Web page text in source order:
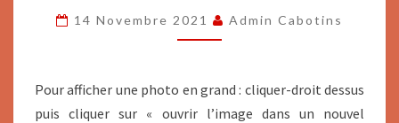
D’ACIER
14 Novembre 2021 Admin Cabotins
Pour afficher une photo en grand : cliquer-droit dessus
puis cliquer sur « ouvrir l’image dans un nouvel